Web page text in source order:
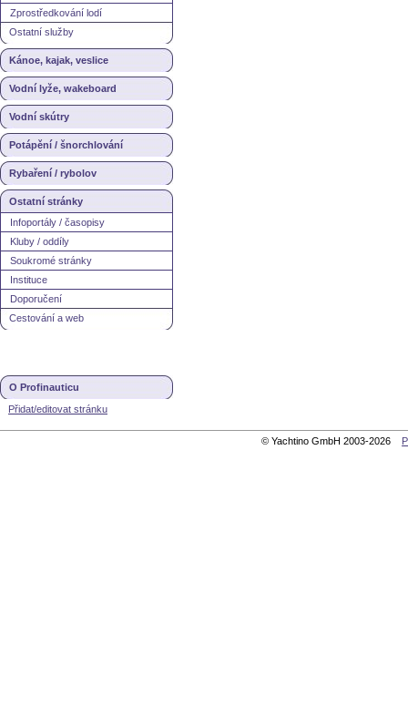
Zprostředkování lodí
Ostatní služby
Kánoe, kajak, veslice
Vodní lyže, wakeboard
Vodní skútry
Potápění / šnorchlování
Rybaření / rybolov
Ostatní stránky
Infoportály / časopisy
Kluby / oddíly
Soukromé stránky
Instituce
Doporučení
Cestování a web
O Profinauticu
Přidat/editovat stránku
© Yachtino GmbH 2003-2026